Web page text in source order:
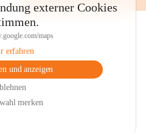
externer Cookies
maps
erfahren
und anzeigen
merken